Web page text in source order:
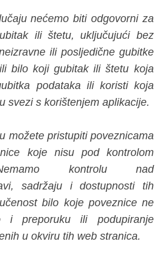
nećemo biti odgovorni za
ili štetu, uključujući bez
ili posljedične gubitke
bilo koji gubitak ili štetu koja
podataka ili koristi koja
svezi s korištenjem aplikacije.
možete pristupiti poveznicama
koje nisu pod kontrolom
kontrolu nad
sadržaju i dostupnosti tih
bilo koje poveznice ne
i preporuku ili podupiranje
u okviru tih web stranica.